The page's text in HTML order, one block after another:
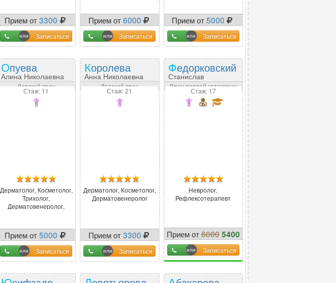
Прием от3300
Записаться
Прием от6000
Записаться
Прием от5000
Записаться
Опуева
Алина Николаевна
Детский врач
Стаж: 11
Дерматолог, Косметолог,
Трихолог,
Дерматовенеролог,
Прием от5000
Записаться
Королева
Анна Николаевна
Детский врач
Стаж: 21
Дерматолог, Косметолог,
Дерматовенеролог
Прием от3300
Записаться
Федорковский
Станислав
Александрович
Врач первой категории
Стаж: 17
Невролог,
Рефлексотерапевт
Прием от60005400
-10%
Записаться